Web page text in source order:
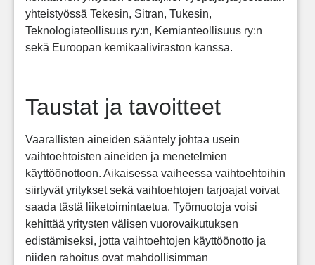
yhteistyössä Tekesin, Sitran, Tukesin,
Teknologiateollisuus ry:n, Kemianteollisuus ry:n
sekä Euroopan kemikaaliviraston kanssa.
Taustat ja tavoitteet
Vaarallisten aineiden sääntely johtaa usein
vaihtoehtoisten aineiden ja menetelmien
käyttöönottoon. Aikaisessa vaiheessa vaihtoehtoihin
siirtyvät yritykset sekä vaihtoehtojen tarjoajat voivat
saada tästä liiketoimintaetua. Työmuotoja voisi
kehittää yritysten välisen vuorovaikutuksen
edistämiseksi, jotta vaihtoehtojen käyttöönotto ja
niiden rahoitus ovat mahdollisimman